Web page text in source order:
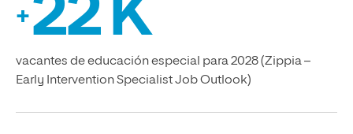
+22 K
vacantes de educación especial para 2028 (Zippia –
Early Intervention Specialist Job Outlook)